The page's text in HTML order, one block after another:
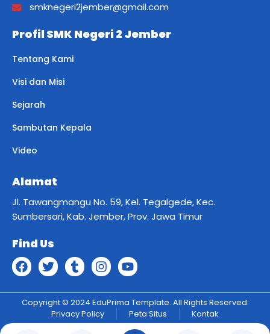
smknegeri2jember@gmail.com
Profil SMK Negeri 2 Jember
Tentang Kami
Visi dan Misi
Sejarah
Sambutan Kepala
Video
Alamat
Jl. Tawangmangu No. 59, Kel. Tegalgede, Kec.
Sumbersari, Kab. Jember, Prov. Jawa Timur
Find Us
Copyright © 2024 EduPrima Template. All Rights Reserved.
Privacy Policy
Peta Situs Kontak